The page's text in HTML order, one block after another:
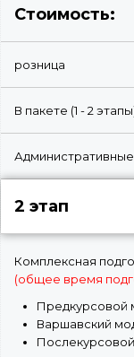
Стоимость:
розница
В пакете (1 - 2
2 этап
Комплексная
(общее время
Предкурсовой
Варшавский